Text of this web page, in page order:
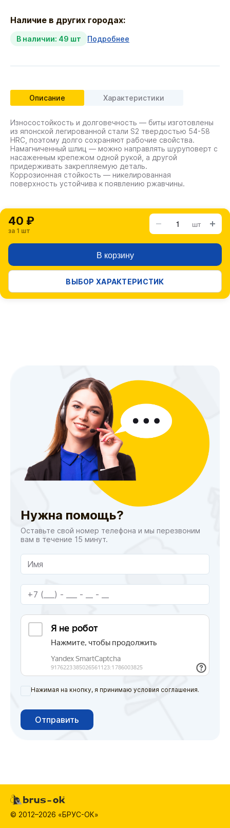
Наличие в других городах:
В наличии: 49 шт Подробнее
Описание Характеристики
Износостойкость и долговечность — биты изготовлены
из японской легированной стали S2 твердостью 54-58
HRC, поэтому долго сохраняют рабочие свойства.
Намагниченный шлиц — можно направлять шуруповерт с
насаженным крепежом одной рукой, а другой
придерживать закрепляемую деталь.
Коррозионная стойкость — никелированная
поверхность устойчива к появлению ржавчины.
40 ₽
за 1 шт
шт
В корзину
ВЫБОР ХАРАКТЕРИСТИК
Нужна помощь?
Оставьте свой номер телефона и мы перезвоним
вам в течение 15 минут.
Нажимая на кнопку, я принимаю условия соглашения.
Отправить
© 2012–2026 «БРУС-ОК»